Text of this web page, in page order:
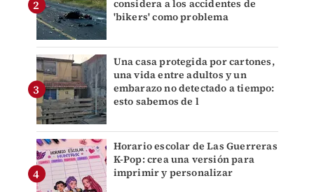
considera a los accidentes de
'bikers' como problema
Una casa protegida por cartones,
una vida entre adultos y un
embarazo no detectado a tiempo:
esto sabemos de l
Horario escolar de Las Guerreras
K-Pop: crea una versión para
imprimir y personalizar